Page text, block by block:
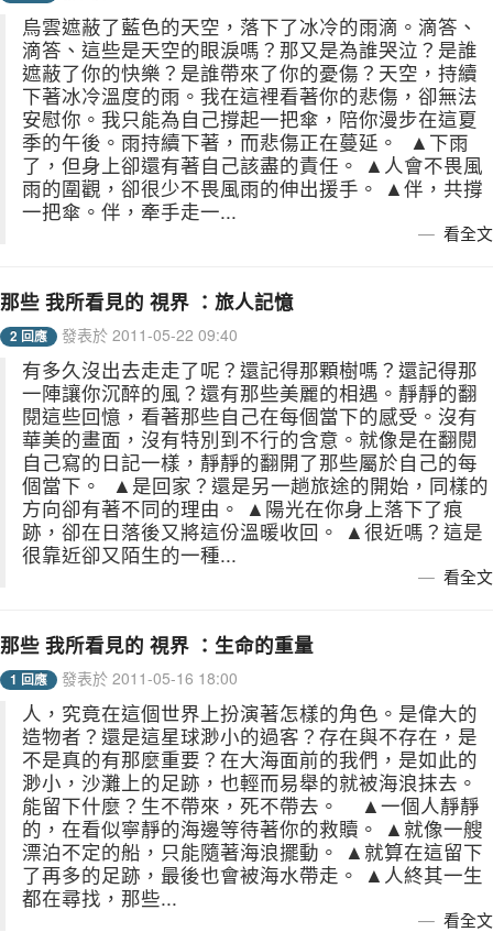
烏雲遮蔽了藍色的天空，落下了冰冷的雨滴。滴答、
滴答、這些是天空的眼淚嗎？那又是為誰哭泣？是誰
遮蔽了你的快樂？是誰帶來了你的憂傷？天空，持續
下著冰冷溫度的雨。我在這裡看著你的悲傷，卻無法
安慰你。我只能為自己撐起一把傘，陪你漫步在這夏
季的午後。雨持續下著，而悲傷正在蔓延。 ▲下雨
了，但身上卻還有著自己該盡的責任。 ▲人會不畏風
雨的圍觀，卻很少不畏風雨的伸出援手。 ▲伴，共撐
一把傘。伴，牽手走一...
看全文
那些 我所看見的 視界 ：旅人記憶
2 回應 發表於 2011-05-22 09:40
有多久沒出去走走了呢？還記得那顆樹嗎？還記得那
一陣讓你沉醉的風？還有那些美麗的相遇。靜靜的翻
閱這些回憶，看著那些自己在每個當下的感受。沒有
華美的畫面，沒有特別到不行的含意。就像是在翻閱
自己寫的日記一樣，靜靜的翻開了那些屬於自己的每
個當下。 ▲是回家？還是另一趟旅途的開始，同樣的
方向卻有著不同的理由。 ▲陽光在你身上落下了痕
跡，卻在日落後又將這份溫暖收回。 ▲很近嗎？這是
很靠近卻又陌生的一種...
看全文
那些 我所看見的 視界 ：生命的重量
1 回應 發表於 2011-05-16 18:00
人，究竟在這個世界上扮演著怎樣的角色。是偉大的
造物者？還是這星球渺小的過客？存在與不存在，是
不是真的有那麼重要？在大海面前的我們，是如此的
渺小，沙灘上的足跡，也輕而易舉的就被海浪抹去。
能留下什麼？生不帶來，死不帶去。 ▲一個人靜靜
的，在看似寧靜的海邊等待著你的救贖。 ▲就像一艘
漂泊不定的船，只能隨著海浪擺動。 ▲就算在這留下
了再多的足跡，最後也會被海水帶走。 ▲人終其一生
都在尋找，那些...
看全文